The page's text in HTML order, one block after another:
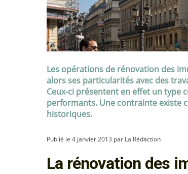
Les opérations de rénovation des
alors ses particularités avec des
Ceux-ci présentent en effet un type
performants. Une contrainte existe
historiques.
Publié le 4 janvier 2013 par La Rédaction
La rénovation des